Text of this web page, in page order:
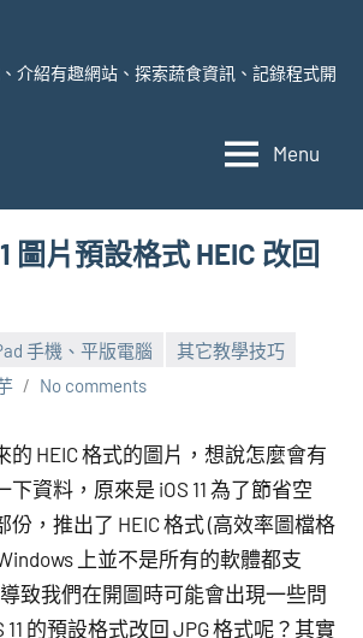
介紹有趣網站、探索蔬食資訊、記錄程式開
Menu
圖片預設格式 HEIC 改回
手機、平版電腦
其它教學技巧
No comments
的 HEIC 格式的圖片，想說怎麼會有
資料，原來是 iOS 11 為了節省空
份，推出了 HEIC 格式 (高效率圖檔格
上並不是所有的軟體都支
致我們在開圖時可能會出現一些問
11 的預設格式改回 JPG 格式呢？其實